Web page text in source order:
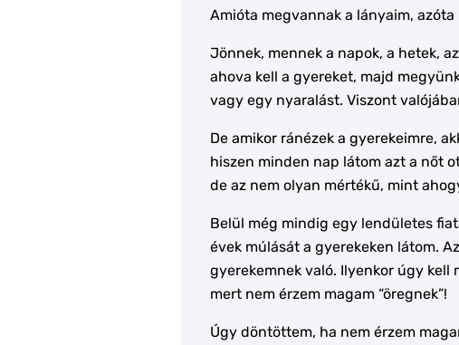
Amióta megvannak a lányaim,
Jönnek, mennek a napok, a hetek,
ahova kell a gyereket, majd
vagy egy nyaralást. Viszont
De amikor ránézek a gyerekeimre,
hiszen minden nap látom azt a nőt
de az nem olyan mértékű, mint
Belül még mindig egy lendületes
évek múlását a gyerekeken látom.
gyerekemnek való. Ilyenkor úgy kell
mert nem érzem magam “öregnek”!
Úgy döntöttem, ha nem érzem